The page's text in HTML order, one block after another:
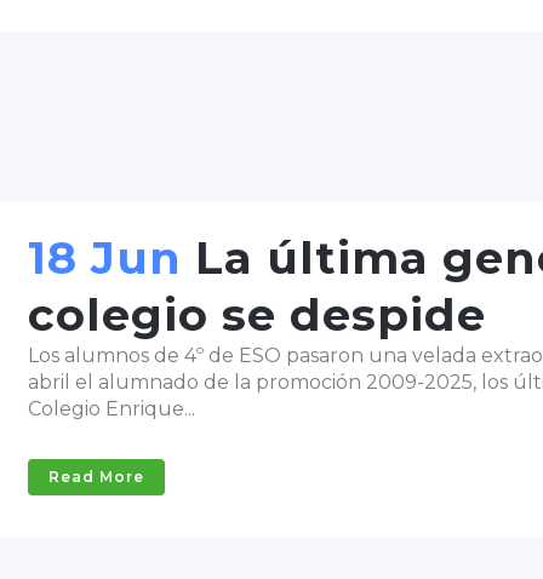
18 Jun La última
colegio se despide
Los alumnos de 4º de ESO pasaron una velada
abril el alumnado de la promoción 2009-2025, los
Colegio Enrique...
Read More